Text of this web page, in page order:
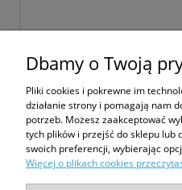
Dbamy o Twoją
Pliki cookies i pokrewne im
działanie strony i pomagają nam
potrzeb. Możesz zaakceptować
tych plików i przejść do sklepu lub
swoich preferencji, wybierając
Więcej o plikach cookies